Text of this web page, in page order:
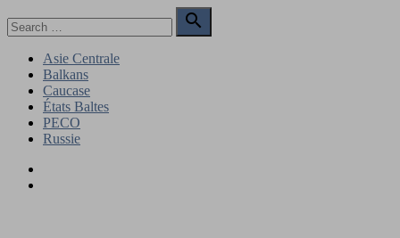
to
for:

Search
Asie Centrale
Balkans
Caucase
États Baltes
PECO
Russie